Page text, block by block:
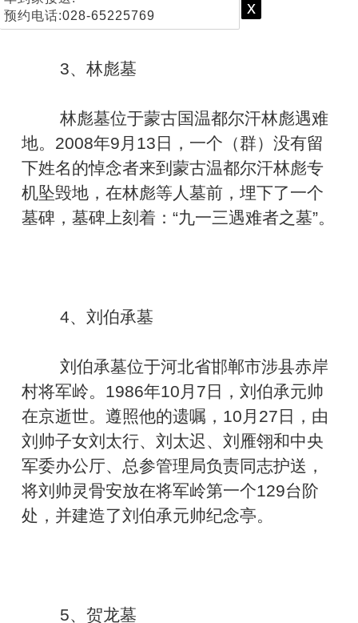
预约电话:028-65225769 x
3、林彪墓
林彪墓位于蒙古国温都尔汗林彪遇难
地。2008年9月13日，一个（群）没有留
下姓名的悼念者来到蒙古温都尔汗林彪专
机坠毁地，在林彪等人墓前，埋下了一个
墓碑，墓碑上刻着：“九一三遇难者之墓”。
4、刘伯承墓
刘伯承墓位于河北省邯郸市涉县赤岸
村将军岭。1986年10月7日，刘伯承元帅
在京逝世。遵照他的遗嘱，10月27日，由
刘帅子女刘太行、刘太迟、刘雁翎和中央
军委办公厅、总参管理局负责同志护送，
将刘帅灵骨安放在将军岭第一个129台阶
处，并建造了刘伯承元帅纪念亭。
5、贺龙墓